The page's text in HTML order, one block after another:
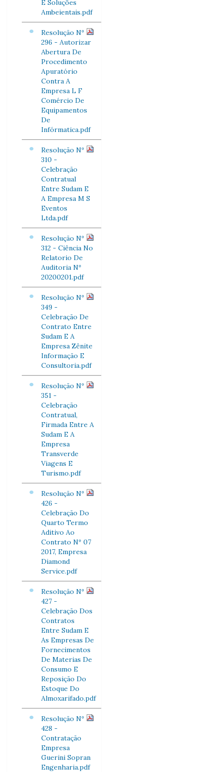
E Soluções
Ambeientais.pdf
Resolução Nº
296 - Autorizar
Abertura De
Procedimento
Apuratório
Contra A
Empresa L F
Comércio De
Equipamentos
De
Infórmatica.pdf
Resolução Nº
310 -
Celebração
Contratual
Entre Sudam E
A Empresa M S
Eventos
Ltda.pdf
Resolução Nº
312 - Ciência No
Relatorio De
Auditoria Nº
20200201.pdf
Resolução Nº
349 -
Celebração De
Contrato Entre
Sudam E A
Empresa Zênite
Informação E
Consultoria.pdf
Resolução Nº
351 -
Celebração
Contratual,
Firmada Entre A
Sudam E A
Empresa
Transverde
Viagens E
Turismo.pdf
Resolução Nº
426 -
Celebração Do
Quarto Termo
Aditivo Ao
Contrato Nº 07
2017, Empresa
Diamond
Service.pdf
Resolução Nº
427 -
Celebração Dos
Contratos
Entre Sudam E
As Empresas De
Fornecimentos
De Materias De
Consumo E
Reposição Do
Estoque Do
Almoxarifado.pdf
Resolução Nº
428 -
Contratação
Empresa
Guerini Sopran
Engenharia.pdf